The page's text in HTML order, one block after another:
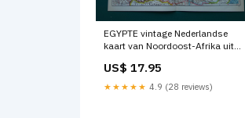
EGYPTE vintage Nederlandse
kaart van Noordoost-Afrika uit
Nijldelta landkaart - originele oude
kaarten Württemberg
US$ 17.95
★★★★★ 4.9 (28 reviews)